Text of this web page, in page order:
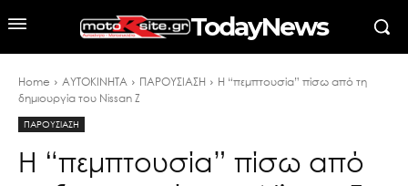
TodayNews
Home ΑΥΤΟΚΙΝΗΤΑ ΠΑΡΟΥΣΙΑΣΗ
Η “πεμπτουσία” πίσω από τη
δημιουργία του Nissan Ζ
ΠΑΡΟΥΣΙΑΣΗ
Η “πεμπτουσία” πίσω από